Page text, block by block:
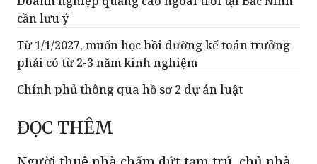
Từ 1/1/2027, muốn học bồi dưỡng kế toán trưởng
phải có từ 2-3 năm kinh nghiệm
Chính phủ thông qua hồ sơ 2 dự án luật
ĐỌC THÊM
Người thuê nhà chấm dứt tạm trú, chủ nhà